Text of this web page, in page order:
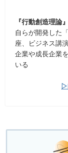
『行動創造理論
自らが開発した
座、ビジネス講
企業や成長企業
いる
▷